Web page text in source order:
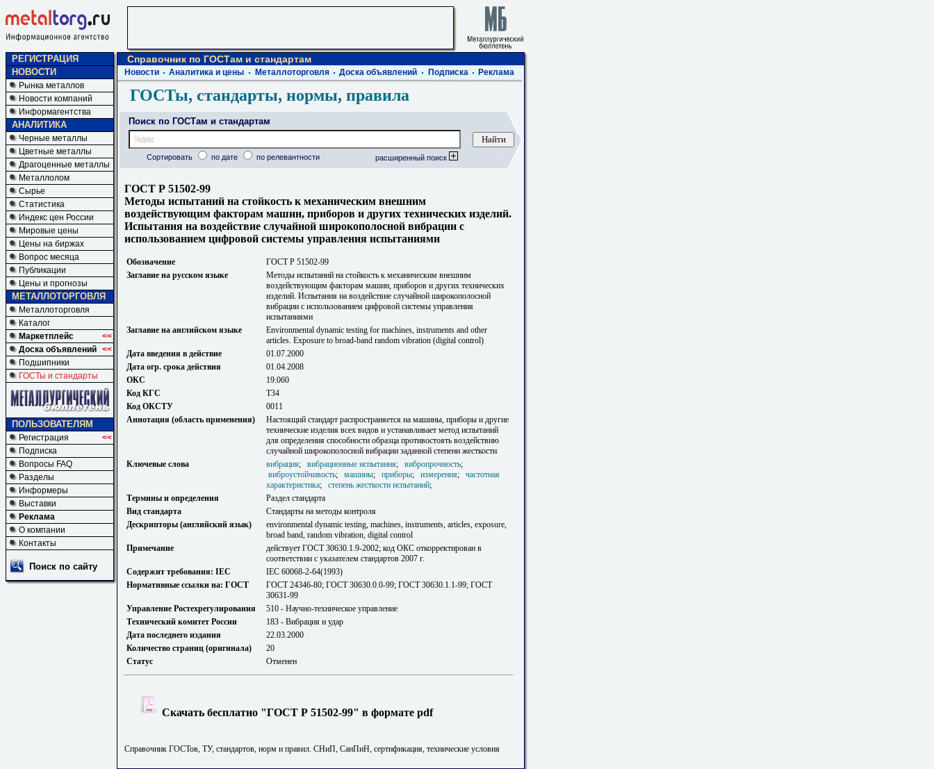
РЕГИСТРАЦИЯ
НОВОСТИ
Рынка металлов
Новости компаний
Информагентства
АНАЛИТИКА
Черные металлы
Цветные металлы
Драгоценные металлы
Металлолом
Сырье
Статистика
Индекс цен России
Мировые цены
Цены на биржах
Вопрос месяца
Публикации
Цены и прогнозы
МЕТАЛЛОТОРГОВЛЯ
Металлоторговля
Каталог
Маркетплейс
<<
Доска объявлений <<
Подшипники
ГОСТы и стандарты
ПОЛЬЗОВАТЕЛЯМ
Регистрация
<<
Подписка
Вопросы FAQ
Разделы
Информеры
Выставки
Реклама
О компании
Контакты
Поиск по сайту
Справочник по ГОСТам и стандартам
Новости Аналитика и цены Металлоторговля Доска объявлений Подписка Реклама
ГОСТы, стандарты, нормы, правила
Поиск по ГОСТам и стандартам
Сортировать по дате по релевантности расширенный поиск
ГОСТ Р 51502-99
Методы испытаний на стойкость к механическим внешним
воздействующим факторам машин, приборов и других технических изделий.
Испытания на воздействие случайной широкополосной вибрации с
использованием цифровой системы управления испытаниями
Обозначение
ГОСТ Р 51502-99
Заглавие на русском языке
Методы испытаний на стойкость к механическим внешним
воздействующим факторам машин, приборов и других технических
изделий. Испытания на воздействие случайной широкополосной
вибрации с использованием цифровой системы управления
испытаниями
Заглавие на английском языке
Environmental dynamic testing for machines, instruments and other
articles. Exposure to broad-band random vibration (digital control)
Дата введения в действие
01.07.2000
Дата огр. срока действия
01.04.2008
ОКС
19.060
Код КГС
Т34
Код ОКСТУ
0011
Аннотация (область применения)
Настоящий стандарт распространяется на машины, приборы и другие
технические изделия всех видов и устанавливает метод испытаний
для определения способности образца противостоять воздействию
случайной широкополосной вибрации заданной степени жесткости
Ключевые слова
вибрация; вибрационные испытания; вибропрочность;
виброустойчивость; машины; приборы; измерения; частотная
характеристика; степень жесткости испытаний;
Термины и определения
Раздел стандарта
Вид стандарта
Стандарты на методы контроля
Дескрипторы (английский язык)
environmental dynamic testing, machines, instruments, articles, exposure,
broad band, random vibration, digital control
Примечание
действует ГОСТ 30630.1.9-2002; код ОКС откорректирован в
соответствии с указателем стандартов 2007 г.
Содержит требования: IEC
IEC 60068-2-64(1993)
Нормативные ссылки на: ГОСТ
ГОСТ 24346-80; ГОСТ 30630.0.0-99; ГОСТ 30630.1.1-99; ГОСТ
30631-99
Управление Ростехрегулирования
510 - Научно-техническое управление
Технический комитет России
183 - Вибрация и удар
Дата последнего издания
22.03.2000
Количество страниц (оригинала)
20
Статус
Отменен
Скачать бесплатно "ГОСТ Р 51502-99" в формате pdf
Справочник ГОСТов, ТУ, стандартов, норм и правил. СНиП, СанПиН, сертификация, технические условия